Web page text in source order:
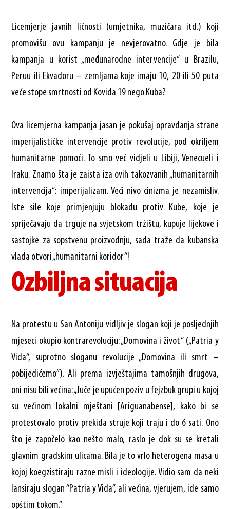
Licemjerje javnih ličnosti (umjetnika, muzičara itd.) koji
promovišu ovu kampanju je nevjerovatno. Gdje je bila
kampanja u korist „međunarodne intervencije“ u Brazilu,
Peruu ili Ekvadoru – zemljama koje imaju 10, 20 ili 50 puta
veće stope smrtnosti od Kovida 19 nego Kuba?
Ova licemjerna kampanja jasan je pokušaj opravdanja strane
imperijalističke intervencije protiv revolucije, pod okriljem
humanitarne pomoći. To smo već vidjeli u Libiji, Venecueli i
Iraku. Znamo šta je zaista iza ovih takozvanih „humanitarnih
intervencija“: imperijalizam. Veći nivo cinizma je nezamisliv.
Iste sile koje primjenjuju blokadu protiv Kube, koje je
spriječavaju da trguje na svjetskom tržištu, kupuje lijekove i
sastojke za sopstvenu proizvodnju, sada traže da kubanska
vlada otvori „humanitarni koridor“!
Ozbiljna situacija
Na protestu u San Antoniju vidljiv je slogan koji je posljednjih
mjeseci okupio kontrarevoluciju: „Domovina i život“ („Patria y
Vida“, suprotno sloganu revolucije „Domovina ili smrt –
pobijedićemo”). Ali prema izvještajima tamošnjih drugova,
oni nisu bili većina: „Juče je upućen poziv u fejzbuk grupi u kojoj
su većinom lokalni mještani [Ariguanabense], kako bi se
protestovalo protiv prekida struje koji traju i do 6 sati. Ono
što je započelo kao nešto malo, raslo je dok su se kretali
glavnim gradskim ulicama. Bila je to vrlo heterogena masa u
kojoj koegzistiraju razne misli i ideologije. Vidio sam da neki
lansiraju slogan “Patria y Vida”, ali većina, vjerujem, ide samo
opštim tokom.”